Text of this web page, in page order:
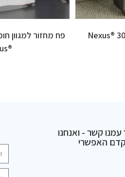
פח מחזור פסולת כללית 30 ®Nexus
®Nexus
קשר - ואנחנו
האפשרי